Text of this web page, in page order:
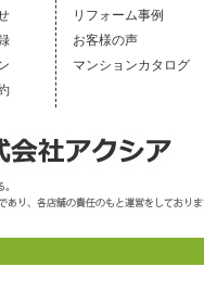
リフォーム事例
お客様の声
マンションカタログ